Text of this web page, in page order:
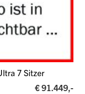
7 Sitzer
€ 91.449,-